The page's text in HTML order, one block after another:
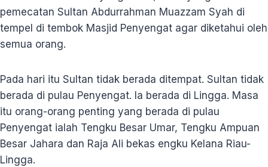
pemecatan Sultan Abdurrahman Muazzam Syah di
tempel di tembok Masjid Penyengat agar diketahui oleh
semua orang.
Pada hari itu Sultan tidak berada ditempat. Sultan tidak
berada di pulau Penyengat. Ia berada di Lingga. Masa
itu orang-orang penting yang berada di pulau
Penyengat ialah Tengku Besar Umar, Tengku Ampuan
Besar Jahara dan Raja Ali bekas engku Kelana Riau-
Lingga.